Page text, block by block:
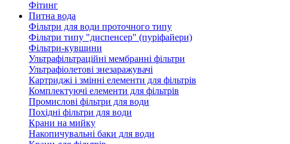
Фітинг
Питна вода
Фільтри для води проточного типу
Фільтри типу "диспенсер" (пуріфайери)
Фільтри-кувшини
Ультрафільтраційні мембранні фільтри
Ультрафіолетові знезаражувачі
Картриджі і змінні елементи для фільтрів
Комплектуючі елементи для фільтрів
Промислові фільтри для води
Похідні фільтри для води
Крани на мийку
Накопичувальні баки для води